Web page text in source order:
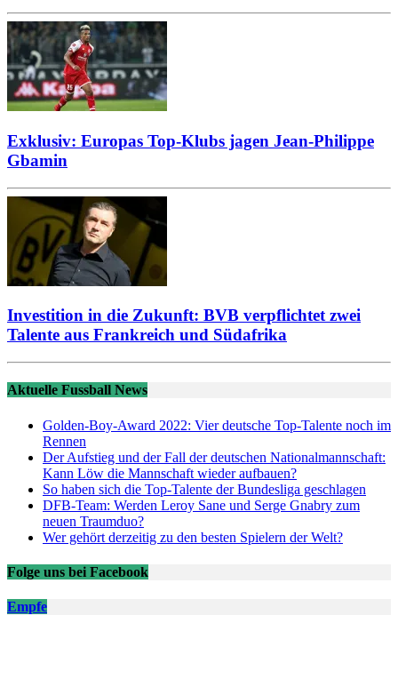
Exklusiv: Europas Top-Klubs jagen Jean-Philippe
Gbamin
Investition in die Zukunft: BVB verpflichtet zwei
Talente aus Frankreich und Südafrika
Aktuelle Fussball News
Golden-Boy-Award 2022: Vier deutsche Top-Talente noch im
Rennen
Der Aufstieg und der Fall der deutschen Nationalmannschaft:
Kann Löw die Mannschaft wieder aufbauen?
So haben sich die Top-Talente der Bundesliga geschlagen
DFB-Team: Werden Leroy Sane und Serge Gnabry zum
neuen Traumduo?
Wer gehört derzeitig zu den besten Spielern der Welt?
Folge uns bei Facebook
Empfe